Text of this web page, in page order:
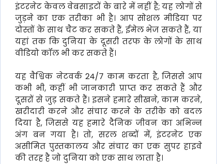
इंटरनेट केवल वेबसाइटों के बारे में नहीं है; यह लोगों से
जुड़ने का एक तरीका भी है। आप सोशल मीडिया पर
दोस्तों के साथ चैट कर सकते हैं, ईमेल भेज सकते हैं, या
यहां तक कि दुनिया के दूसरी तरफ के लोगों के साथ
वीडियो कॉल भी कर सकते हैं।
यह वैश्विक नेटवर्क 24/7 काम करता है, जिससे आप
कभी भी, कहीं भी जानकारी प्राप्त कर सकते हैं और
दूसरों से जुड़ सकते हैं। इसने हमारे सीखने, काम करने,
खरीदारी करने और संचार करने के तरीके को बदल
दिया है, जिससे यह हमारे दैनिक जीवन का अभिन्न
अंग बन गया है। तो, सरल शब्दों में, इंटरनेट एक
असीमित पुस्तकालय और संचार का एक सुपर हाइवे
की तरह है जो दुनिया को एक साथ लाता है।